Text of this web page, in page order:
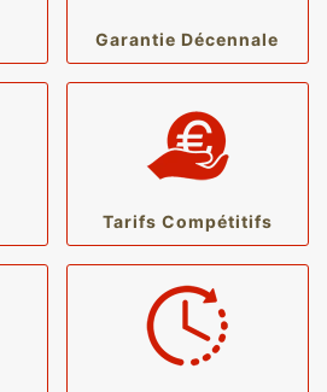
Garantie Décennale
Tarifs Compétitifs